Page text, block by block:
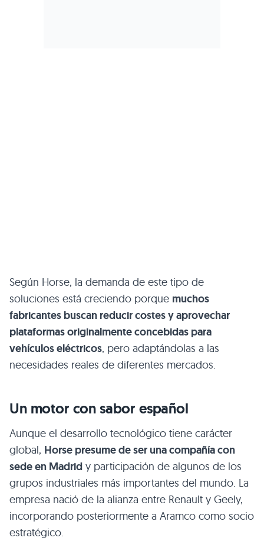
Según Horse, la demanda de este tipo de
soluciones está creciendo porque muchos
fabricantes buscan reducir costes y aprovechar
plataformas originalmente concebidas para
vehículos eléctricos, pero adaptándolas a las
necesidades reales de diferentes mercados.
Un motor con sabor español
Aunque el desarrollo tecnológico tiene carácter
global, Horse presume de ser una compañía con
sede en Madrid y participación de algunos de los
grupos industriales más importantes del mundo. La
empresa nació de la alianza entre Renault y Geely,
incorporando posteriormente a Aramco como socio
estratégico.